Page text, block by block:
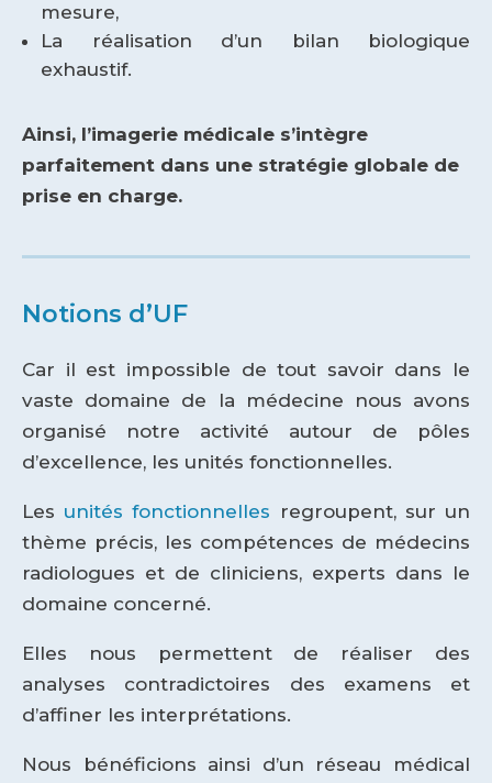
mesure,
La réalisation d’un bilan biologique
exhaustif.
Ainsi, l’imagerie médicale s’intègre
parfaitement dans une stratégie globale de
prise en charge.
Notions d’UF
Car il est impossible de tout savoir dans le
vaste domaine de la médecine nous avons
organisé notre activité autour de pôles
d’excellence, les unités fonctionnelles.
Les unités fonctionnelles regroupent, sur un
thème précis, les compétences de médecins
radiologues et de cliniciens, experts dans le
domaine concerné.
Elles nous permettent de réaliser des
analyses contradictoires des examens et
d’affiner les interprétations.
Nous bénéficions ainsi d’un réseau médical